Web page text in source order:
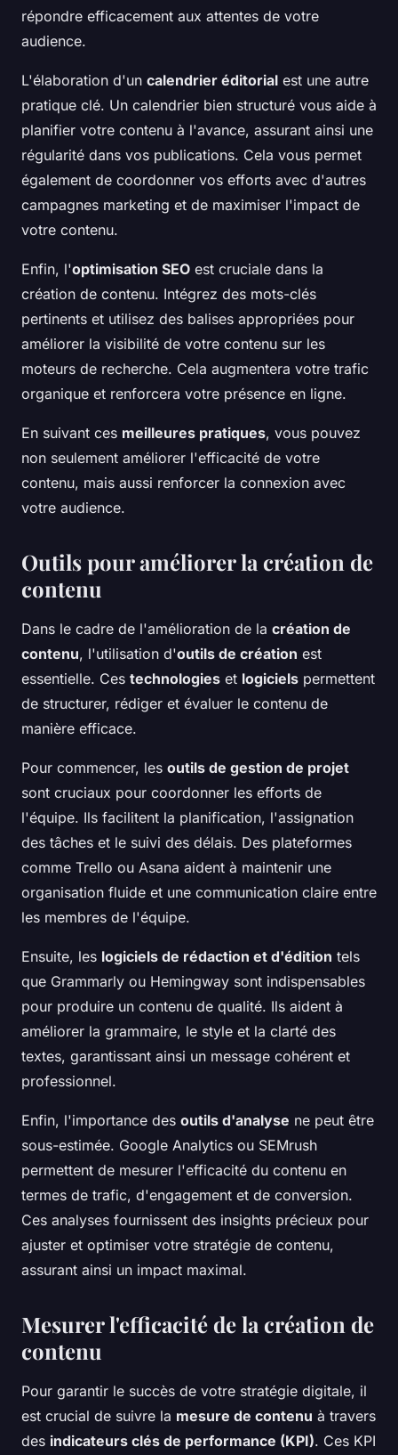
répondre efficacement aux attentes de votre
audience.
L'élaboration d'un calendrier éditorial est une autre
pratique clé. Un calendrier bien structuré vous aide à
planifier votre contenu à l'avance, assurant ainsi une
régularité dans vos publications. Cela vous permet
également de coordonner vos efforts avec d'autres
campagnes marketing et de maximiser l'impact de
votre contenu.
Enfin, l'optimisation SEO est cruciale dans la
création de contenu. Intégrez des mots-clés
pertinents et utilisez des balises appropriées pour
améliorer la visibilité de votre contenu sur les
moteurs de recherche. Cela augmentera votre trafic
organique et renforcera votre présence en ligne.
En suivant ces meilleures pratiques, vous pouvez
non seulement améliorer l'efficacité de votre
contenu, mais aussi renforcer la connexion avec
votre audience.
Outils pour améliorer la création de
contenu
Dans le cadre de l'amélioration de la création de
contenu, l'utilisation d'outils de création est
essentielle. Ces technologies et logiciels permettent
de structurer, rédiger et évaluer le contenu de
manière efficace.
Pour commencer, les outils de gestion de projet
sont cruciaux pour coordonner les efforts de
l'équipe. Ils facilitent la planification, l'assignation
des tâches et le suivi des délais. Des plateformes
comme Trello ou Asana aident à maintenir une
organisation fluide et une communication claire entre
les membres de l'équipe.
Ensuite, les logiciels de rédaction et d'édition tels
que Grammarly ou Hemingway sont indispensables
pour produire un contenu de qualité. Ils aident à
améliorer la grammaire, le style et la clarté des
textes, garantissant ainsi un message cohérent et
professionnel.
Enfin, l'importance des outils d'analyse ne peut être
sous-estimée. Google Analytics ou SEMrush
permettent de mesurer l'efficacité du contenu en
termes de trafic, d'engagement et de conversion.
Ces analyses fournissent des insights précieux pour
ajuster et optimiser votre stratégie de contenu,
assurant ainsi un impact maximal.
Mesurer l'efficacité de la création de
contenu
Pour garantir le succès de votre stratégie digitale, il
est crucial de suivre la mesure de contenu à travers
des indicateurs clés de performance (KPI). Ces KPI